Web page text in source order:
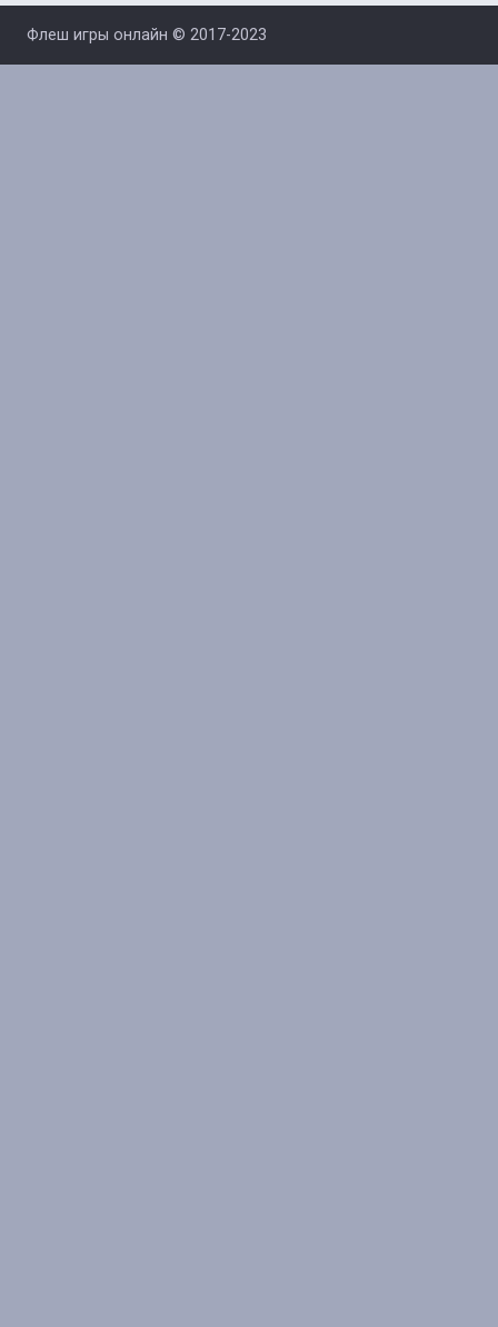
Флеш игры онлайн © 2017-2023